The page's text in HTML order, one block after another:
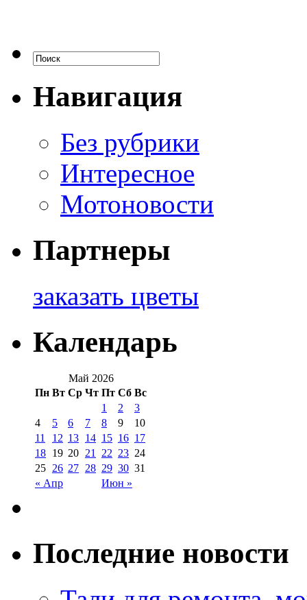
Навигация
Без рубрики
Интересное
Мотоновости
Партнеры
заказать цветы
Календарь
Май 2026
Пн Вт Ср Чт Пт Сб Вс
« Апр Июн »
1 2
3
4
5 6 7 8 9
10
11
12 13 14 15 16 17
18 19 20 21 22 23 24
25 26 27 28 29 30 31
Последние новости